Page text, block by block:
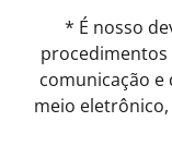
* É nosso
procedimentos
comunicação
meio